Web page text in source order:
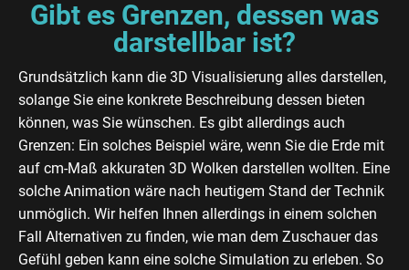
Gibt es Grenzen, dessen was
darstellbar ist?
Grundsätzlich kann die 3D Visualisierung alles darstellen,
solange Sie eine konkrete Beschreibung dessen bieten
können, was Sie wünschen. Es gibt allerdings auch
Grenzen: Ein solches Beispiel wäre, wenn Sie die Erde mit
auf cm-Maß akkuraten 3D Wolken darstellen wollten. Eine
solche Animation wäre nach heutigem Stand der Technik
unmöglich. Wir helfen Ihnen allerdings in einem solchen
Fall Alternativen zu finden, wie man dem Zuschauer das
Gefühl geben kann eine solche Simulation zu erleben. So